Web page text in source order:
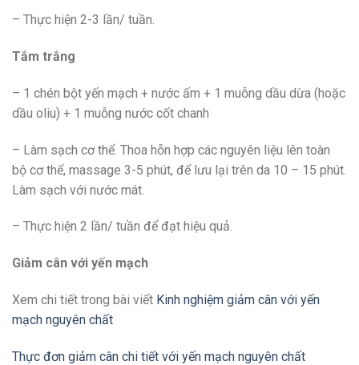
– Thực hiện 2-3 lần/ tuần.
Tắm trắng
– 1 chén bột yến mạch + nước ấm + 1 muỗng dầu dừa (hoặc
dầu oliu) + 1 muỗng nước cốt chanh
– Làm sạch cơ thể. Thoa hỗn hợp các nguyên liệu lên toàn
bộ cơ thể, massage 3-5 phút, để lưu lại trên da 10 – 15 phút.
Làm sạch với nước mát.
– Thực hiện 2 lần/ tuần để đạt hiệu quả.
Giảm cân với yến mạch
Xem chi tiết trong bài viết Kinh nghiệm giảm cân với yến
mạch nguyên chất
Thực đơn giảm cân chi tiết với yến mạch nguyên chất